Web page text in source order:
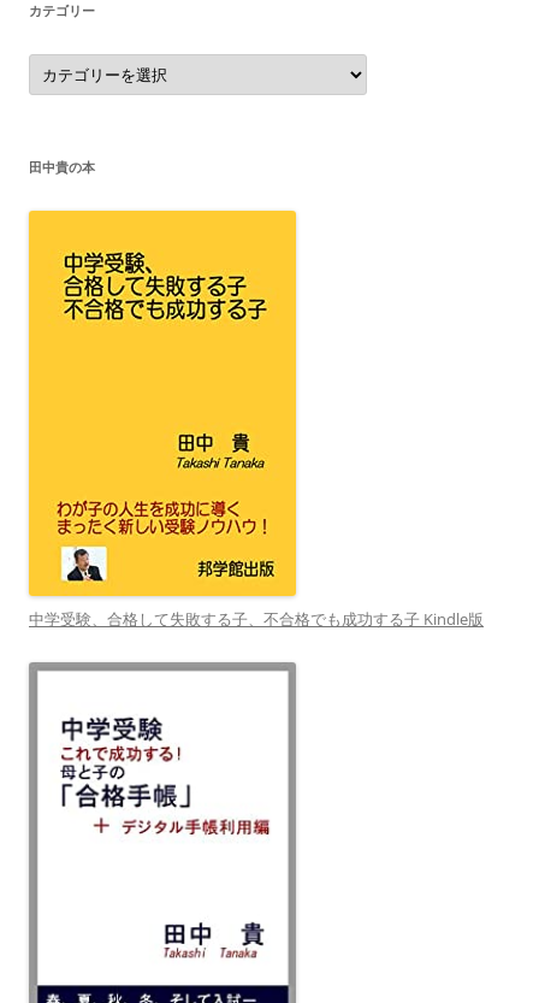
カテゴリー
カ
テ
ゴ
田中貴の本
中学受験、合格して失敗する子、不合格でも成功する子 Kindle版